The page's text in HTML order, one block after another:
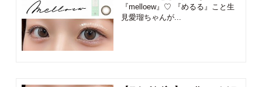
『melloew』♡ 『めるる』こと生
見愛瑠ちゃんが...